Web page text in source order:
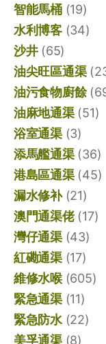
智能馬桶(19)
水利博客(34)
沙井(65)
油尖旺區通渠
油污食物廚餘
油麻地通渠(51)
浴室通渠(3)
添馬艦通渠(36)
港島區通渠(45)
漏水修补(21)
澳門通渠佬(17)
灣仔通渠(43)
紅磡通渠(17)
維修水喉(605)
緊急通渠(11)
緊急防水(22)
美孚通渠(8)